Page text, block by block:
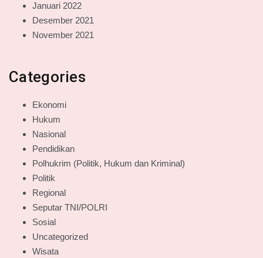
Januari 2022
Desember 2021
November 2021
Categories
Ekonomi
Hukum
Nasional
Pendidikan
Polhukrim (Politik, Hukum dan Kriminal)
Politik
Regional
Seputar TNI/POLRI
Sosial
Uncategorized
Wisata